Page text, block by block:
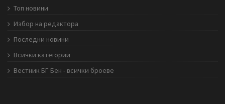
Топ новини
Избор на редактора
Последни новини
Всички категории
Вестник БГ Бен - всички броеве